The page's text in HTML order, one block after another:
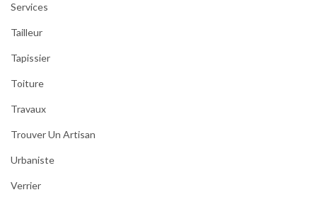
Services
Tailleur
Tapissier
Toiture
Travaux
Trouver Un Artisan
Urbaniste
Verrier